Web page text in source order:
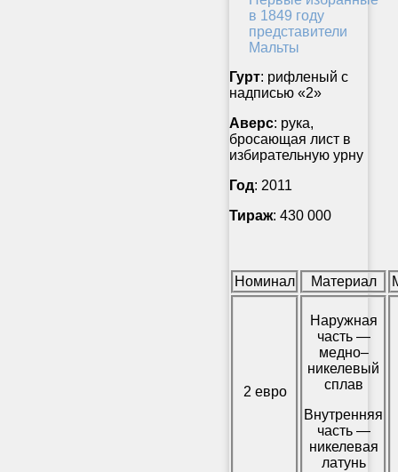
Гурт: рифленый с
надписью «2»
Аверс: рука,
бросающая лист в
избирательную урну
Год: 2011
Тираж: 430 000
Номинал Материал
2 евро
Наружная
часть —
медно–
никелевый
сплав
Внутренняя
часть —
никелевая
латунь